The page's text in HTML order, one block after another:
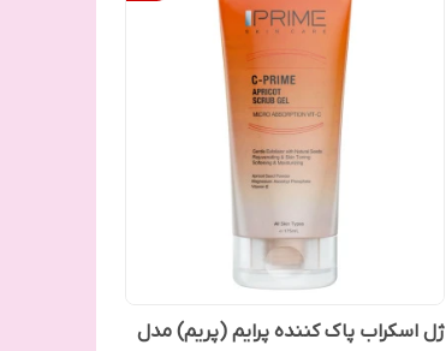
ژل اسکراب پاک کننده پرایم (پریم) مدل